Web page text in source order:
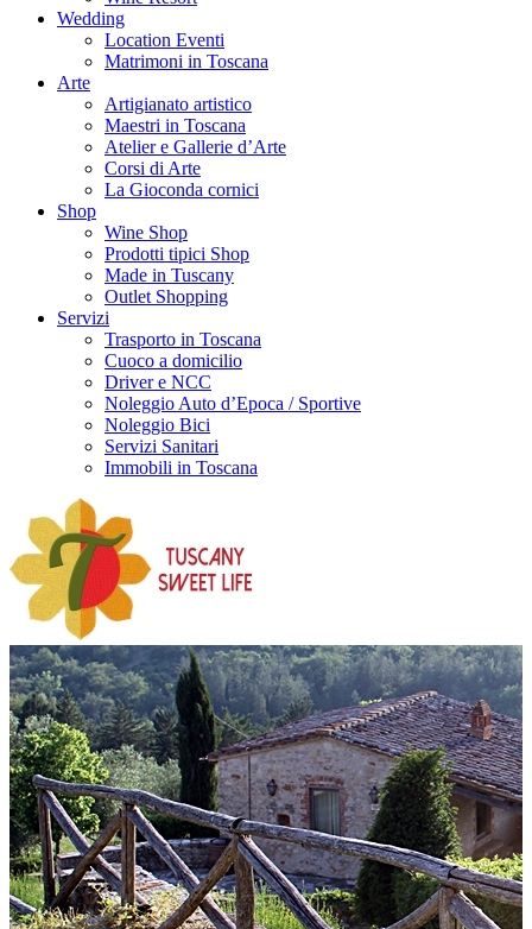
Wedding
Location Eventi
Matrimoni in Toscana
Arte
Artigianato artistico
Maestri in Toscana
Atelier e Gallerie d’Arte
Corsi di Arte
La Gioconda cornici
Shop
Wine Shop
Prodotti tipici Shop
Made in Tuscany
Outlet Shopping
Servizi
Trasporto in Toscana
Cuoco a domicilio
Driver e NCC
Noleggio Auto d’Epoca / Sportive
Noleggio Bici
Servizi Sanitari
Immobili in Toscana